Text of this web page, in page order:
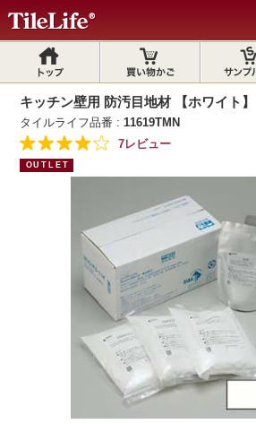
キッチン壁用 防汚目地材 【ホワイト】
タイルライフ品番 :11619TMN
7レビュー
OUTLET